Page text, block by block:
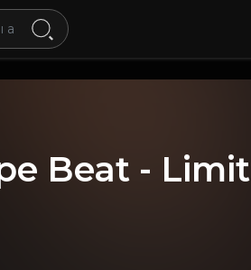
Beat - Limit